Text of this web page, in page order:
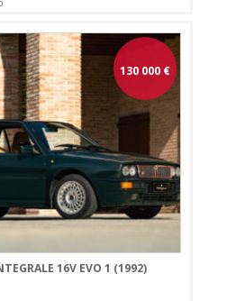
130 000€
16V EVO 1 (1992)